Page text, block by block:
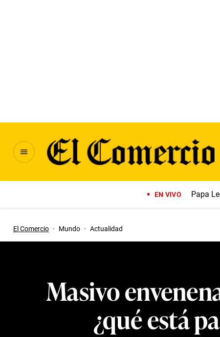
EN VIVO Papa
El Comercio · Mundo · Actualidad
Masivo
¿qué está